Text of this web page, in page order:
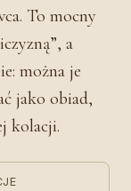
To mocny
a
można je
jako obiad,
kolacji.